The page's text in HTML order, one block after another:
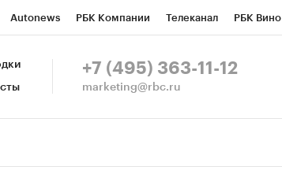
Autonews РБК Компании Телеканал РБК Вино
Конференции СПб Спецпроекты
+7 (495) 363-11-12
marketing@rbc.ru